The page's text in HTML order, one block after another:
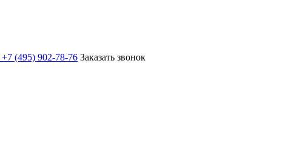
+7 (495) 902-78-76 Заказать звонок